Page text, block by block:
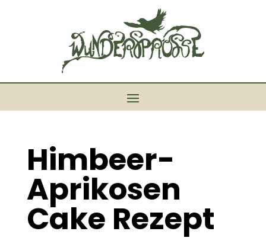
Himbeer-
Aprikosen
Cake Rezept